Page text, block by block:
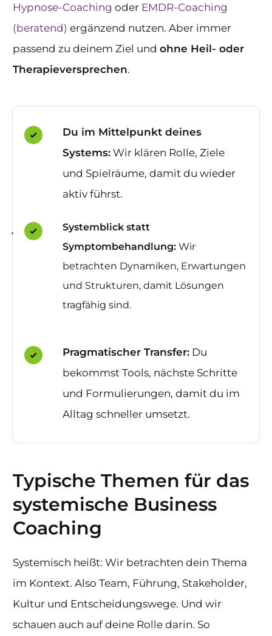
Hypnose-Coaching oder EMDR-Coaching
(beratend) ergänzend nutzen. Aber immer
passend zu deinem Ziel und ohne Heil- oder
Therapieversprechen.
Du im Mittelpunkt deines
Systems: Wir klären Rolle, Ziele
und Spielräume, damit du wieder
aktiv führst.
Systemblick statt
Symptombehandlung:Wir
betrachten Dynamiken, Erwartungen
und Strukturen, damit Lösungen
tragfähig sind.
Pragmatischer Transfer:Du
bekommst Tools, nächste Schritte
und Formulierungen, damit du im
Alltag schneller umsetzt.
Typische Themen für das
systemische Business
Coaching
Systemisch heißt: Wir betrachten dein Thema
im Kontext. Also Team, Führung, Stakeholder,
Kultur und Entscheidungswege. Und wir
schauen auch auf deine Rolle darin. So